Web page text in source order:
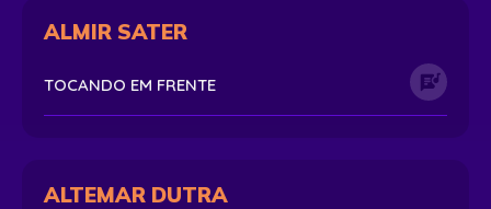
ALMIR SATER
TOCANDO EM FRENTE
ALTEMAR DUTRA